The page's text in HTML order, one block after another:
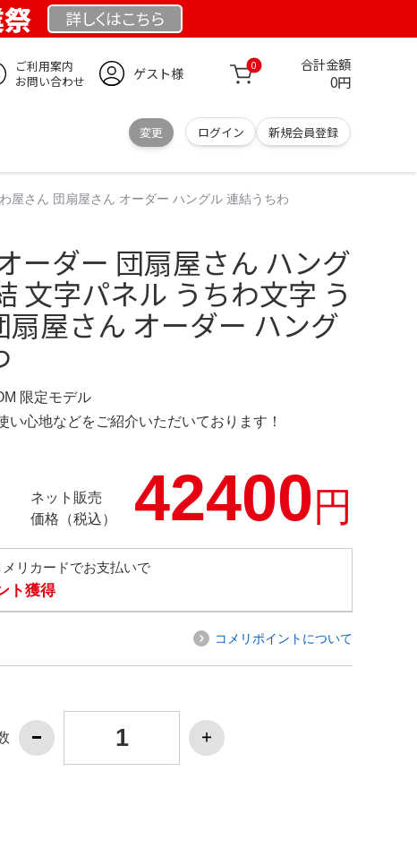
詳しくはこちら
ご利用案内
お問い合わせ
ゲスト様 0 合計金額
0円
変更 ログイン 新規会員登録
屋さん 団扇屋さん オーダー ハングル 連結うちわ
ーダー 団扇屋さん ハング
文字パネル うちわ文字 う
扇屋さん オーダー ハング
限定モデル
い心地などをご紹介いただいております！
ネット販売
価格（税込）
42400円
リカードでお支払いで
ト獲得
コメリポイントについて